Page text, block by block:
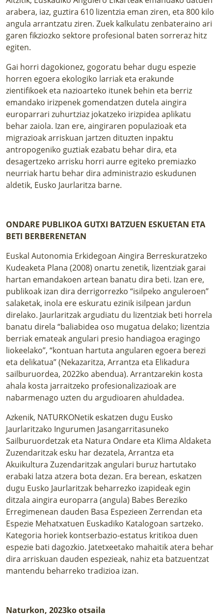
arabera, iaz, guztira 610 lizentzia eman ziren, eta 800 kilo
angula arrantzatu ziren. Zuek kalkulatu zenbateraino ari
garen fikziozko sektore profesional baten sorreraz hitz
egiten.
Gai horri dagokionez, gogoratu behar dugu espezie
horren egoera ekologiko larriak eta erakunde
zientifikoek eta nazioarteko itunek behin eta berriz
emandako irizpenek gomendatzen dutela aingira
europarrari zuhurtziaz jokatzeko irizpidea aplikatu
behar zaiola. Izan ere, aingiraren populazioak eta
migrazioak arriskuan jartzen dituzten inpaktu
antropogeniko guztiak ezabatu behar dira, eta
desagertzeko arrisku horri aurre egiteko premiazko
neurriak hartu behar dira administrazio eskudunen
aldetik, Eusko Jaurlaritza barne.
ONDARE PUBLIKOA GUTXI BATZUEN ESKUETAN ETA
BETI BERBERENETAN
Euskal Autonomia Erkidegoan Aingira Berreskuratzeko
Kudeaketa Plana (2008) onartu zenetik, lizentziak garai
hartan emandakoen artean banatu dira beti. Izan ere,
publikoak izan dira derrigorrezko “isilpeko anguleroen”
salaketak, inola ere eskuratu ezinik isilpean jardun
direlako. Jaurlaritzak argudiatu du lizentziak beti horrela
banatu direla “baliabidea oso mugatua delako; lizentzia
berriak emateak angulari presio handiagoa eragingo
liokeelako”, “kontuan hartuta angularen egoera berezi
eta delikatua” (Nekazaritza, Arrantza eta Elikadura
sailburuordea, 2022ko abendua). Arrantzarekin kosta
ahala kosta jarraitzeko profesionalizazioak are
nabarmenago uzten du argudioaren ahuldadea.
Azkenik, NATURKONetik eskatzen dugu Eusko
Jaurlaritzako Ingurumen Jasangarritasuneko
Sailburuordetzak eta Natura Ondare eta Klima Aldaketa
Zuzendaritzak esku har dezatela, Arrantza eta
Akuikultura Zuzendaritzak angulari buruz hartutako
erabaki latza atzera bota dezan. Era berean, eskatzen
dugu Eusko Jaurlaritzak beharrezko izapideak egin
ditzala aingira europarra (angula) Babes Bereziko
Erregimenean dauden Basa Espezieen Zerrendan eta
Espezie Mehatxatuen Euskadiko Katalogoan sartzeko.
Kategoria horiek kontserbazio-estatus kritikoa duen
espezie bati dagozkio. Jatetxeetako mahaitik atera behar
dira arriskuan dauden espezieak, nahiz eta batzuentzat
mantendu beharreko tradizioa izan.
Naturkon, 2023ko otsaila